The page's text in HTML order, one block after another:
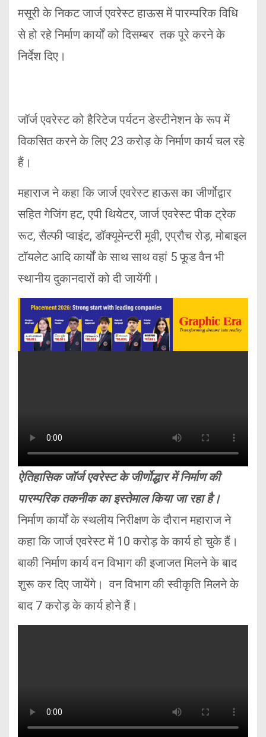
मसूरी के निकट जार्ज एवरेस्ट हाऊस में पारम्परिक विधि
से हो रहे निर्माण कार्यों को दिसम्बर तक पूरे करने के
निर्देश दिए।
जॉर्ज एवरेस्ट को हैरिटेज पर्यटन डेस्टीनेशन के रूप में
विकसित करने के लिए 23 करोड़ के निर्माण कार्य चल रहे
हैं।
महाराज ने कहा कि जार्ज एवरेस्ट हाऊस का जीर्णोद्वार
सहित गेजिंग हट, एपी थियेटर, जार्ज एवरेस्ट पीक ट्रेक
रूट, सैल्फी प्वाइंट, डॉक्यूमेन्टरी मूवी, एप्रौच रोड़, मोबाइल
टॉयलेट आदि कार्यों के साथ साथ वहां 5 फूड वैन भी
स्थानीय दुकानदारों को दी जायेंगी।
ऐतिहासिक जॉर्ज एवरेस्ट के जीर्णोद्धार में निर्माण की
पारम्परिक तकनीक का इस्तेमाल किया जा रहा है।
निर्माण कार्यों के स्थलीय निरीक्षण के दौरान महाराज ने
कहा कि जार्ज एवरेस्ट में 10 करोड़ के कार्य हो चुके हैं।
बाकी निर्माण कार्य वन विभाग की इजाजत मिलने के बाद
शुरू कर दिए जायेंगे। वन विभाग की स्वीकृति मिलने के
बाद 7 करोड़ के कार्य होने हैं।